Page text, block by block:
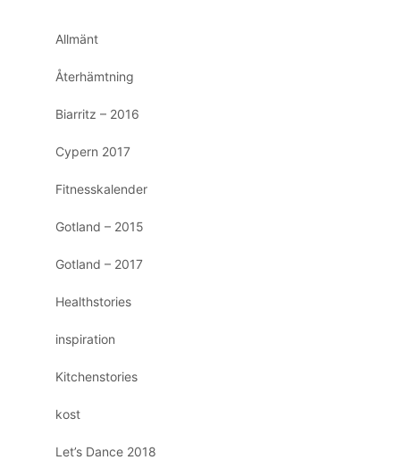
Allmänt
Återhämtning
Biarritz – 2016
Cypern 2017
Fitnesskalender
Gotland – 2015
Gotland – 2017
Healthstories
inspiration
Kitchenstories
kost
Let’s Dance 2018